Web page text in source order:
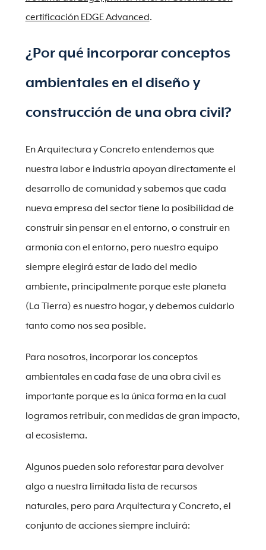
certificación EDGE Advanced.
¿Por qué incorporar conceptos
ambientales en el diseño y
construcción de una obra civil?
En Arquitectura y Concreto entendemos que
nuestra labor e industria apoyan directamente el
desarrollo de comunidad y sabemos que cada
nueva empresa del sector tiene la posibilidad de
construir sin pensar en el entorno, o construir en
armonía con el entorno, pero nuestro equipo
siempre elegirá estar de lado del medio
ambiente, principalmente porque este planeta
(La Tierra) es nuestro hogar, y debemos cuidarlo
tanto como nos sea posible.
Para nosotros, incorporar los conceptos
ambientales en cada fase de una obra civil es
importante porque es la única forma en la cual
logramos retribuir, con medidas de gran impacto,
al ecosistema.
Algunos pueden solo reforestar para devolver
algo a nuestra limitada lista de recursos
naturales, pero para Arquitectura y Concreto, el
conjunto de acciones siempre incluirá: